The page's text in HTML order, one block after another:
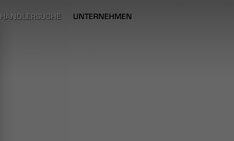
UNTERNEHMEN
HÄNDLERSUCHE